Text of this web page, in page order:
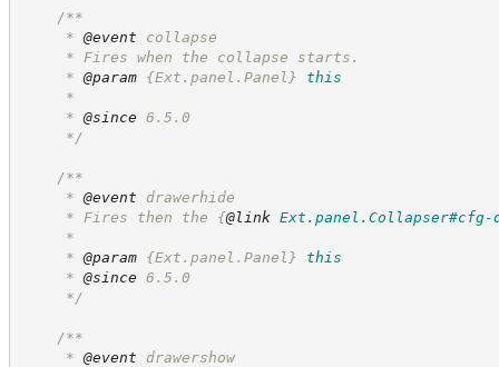
/**
* @event collapse
* Fires when the collapse starts.
* @param {Ext.panel.Panel}
this
*
* @since 6.5.0
*/
/**
* @event drawerhide
* Fires then the {@link Ext.panel.Collapser#cfg-
*
* @param {Ext.panel.Panel}
this
* @since 6.5.0
*/
/**
* @event drawershow